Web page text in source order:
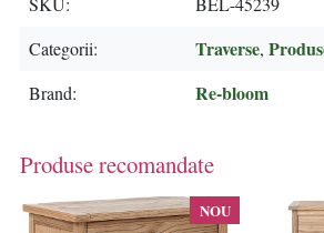
Categorii
Traverse,
Brand Re-bloom
Produse recomandate
NOU